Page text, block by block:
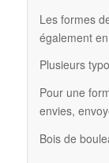
Les formes
également
Plusieurs
Pour une
envies,
Bois de